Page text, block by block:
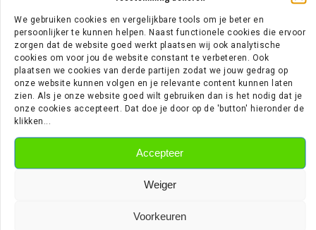
We gebruiken cookies en vergelijkbare tools om je beter en
persoonlijker te kunnen helpen. Naast functionele cookies die ervoor
zorgen dat de website goed werkt plaatsen wij ook analytische
cookies om voor jou de website constant te verbeteren. Ook
plaatsen we cookies van derde partijen zodat we jouw gedrag op
onze website kunnen volgen en je relevante content kunnen laten
zien. Als je onze website goed wilt gebruiken dan is het nodig dat je
onze cookies accepteert. Dat doe je door op de 'button' hieronder de
klikken...
Accepteer
Weiger
Voorkeuren
‘LUTSHAREL GEERTRUIDA IS NIET TE
BETALEN VOOR FEYENOORD EN PSV’
‘NOTTINGHAM FOREST AAST OP TIJJANI
REIJNDERS’
‘LOUIS VAN GAAL BEREID OM IN GESPREK TE
GAAN MET DE KNVB’